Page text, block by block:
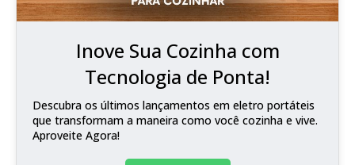
Inove Sua Cozinha com
Tecnologia de Ponta!
Descubra os últimos lançamentos em eletro portáteis
que transformam a maneira como você cozinha e vive.
Aproveite Agora!